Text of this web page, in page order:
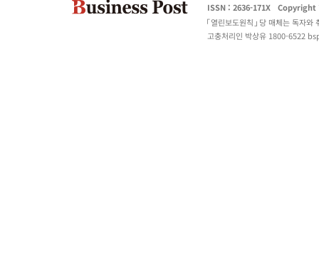
ISSN : 2636-171X
Copyright
열린보도원칙
당 매체는 독자와
고충처리인 박상유 1800-6522